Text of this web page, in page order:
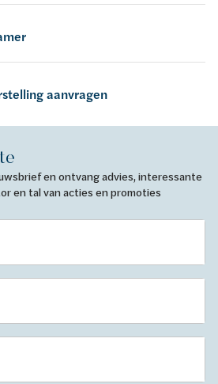
aanvragen
en ontvang advies, interessante
en tal van acties en promoties